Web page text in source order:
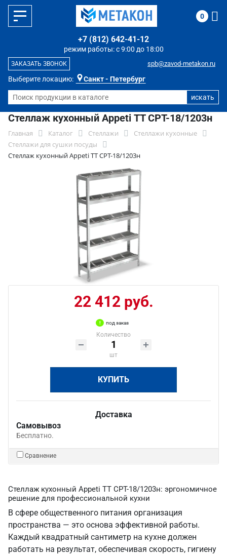
Выберите локацию: Санкт - Петербург
режим работы: с 9:00 до 18:00
+7 (812) 642-41-12
spb@zavod-metakon.ru
ЗАКАЗАТЬ ЗВОНОК
0
Стеллаж кухонный Appeti ТТ СРТ-18/1203н
Главная Каталог Стеллажи
Стеллажи кухонные
Стеллажи для сушки посуды
Стеллаж кухонный Appeti ТТ СРТ-18/1203н
22 412 руб.
под заказ
Количество
шт
КУПИТЬ
Доставка
Самовывоз
Бесплатно.
Сравнение
Стеллаж кухонный Appeti ТТ СРТ-18/1203н: эргономичное
решение для профессиональной кухни
В сфере общественного питания организация
пространства — это основа эффективной работы.
Каждый квадратный сантиметр на кухне должен
работать на результат, обеспечивая скорость, гигиену